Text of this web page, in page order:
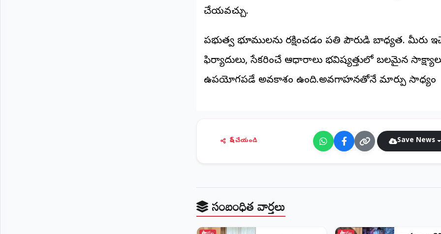
చేయవచ్చు.
ప్రభుత్వ భూములను రక్షించడం ప్రతి పౌరుడి బాధ్యత. మీరు
ఫిర్యాదులు, సేకరించే ఆధారాలు భవిష్యత్తులో బలమైన
ఉపయోగపడే అవకాశం ఉంది.అవగాహనతోనే మార్పు సాధ్యం
షేర్ చేయండి Save News
సంబంధిత వార్తలు